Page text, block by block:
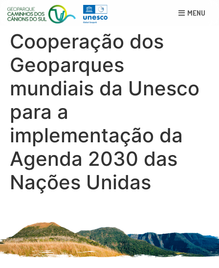
MENU
Cooperação dos
Geoparques
mundiais da Unesco
para a
implementação da
Agenda 2030 das
Nações Unidas